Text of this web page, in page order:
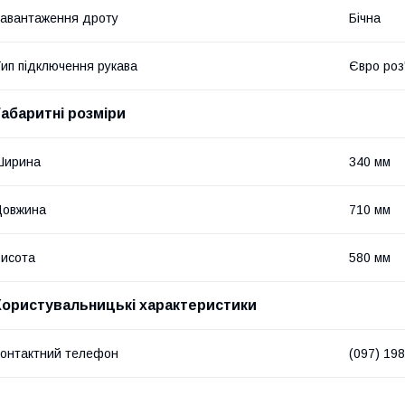
дроту Бічна
підключення рукава Євро
розміри
340 мм
710 мм
580 мм
характеристики
телефон (097)